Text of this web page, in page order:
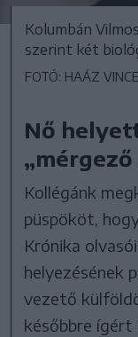
Kolumbán
szerint két
FOTÓ: HAÁZ VINCE
Nő
Kollégánk
püspököt,
Krónika
helyezésének
vezető
későbbre